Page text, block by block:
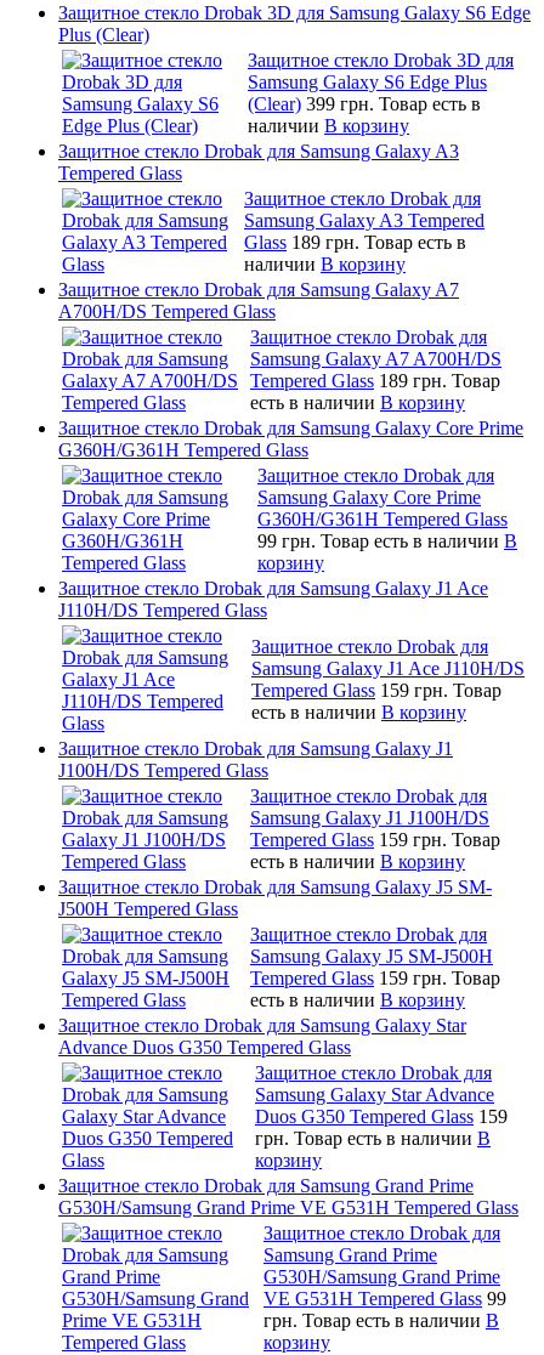
Защитное стекло Drobak 3D для Samsung Galaxy S6 Edge
Plus (Clear)
Защитное стекло Drobak 3D для
Samsung Galaxy S6 Edge Plus
(Clear) 399 грн. Товар есть в
наличии В корзину
Защитное стекло Drobak для Samsung Galaxy A3
Tempered Glass
Защитное стекло Drobak для
Samsung Galaxy A3 Tempered
Glass 189 грн. Товар есть в
наличии В корзину
Защитное стекло Drobak для Samsung Galaxy A7
A700H/DS Tempered Glass
Защитное стекло Drobak для
Samsung Galaxy A7 A700H/DS
Tempered Glass 189 грн. Товар
есть в наличии В корзину
Защитное стекло Drobak для Samsung Galaxy Core Prime
G360H/G361H Tempered Glass
Защитное стекло Drobak для
Samsung Galaxy Core Prime
G360H/G361H Tempered Glass
99 грн. Товар есть в наличии В
корзину
Защитное стекло Drobak для Samsung Galaxy J1 Ace
J110H/DS Tempered Glass
Защитное стекло Drobak для
Samsung Galaxy J1 Ace J110H/DS
Tempered Glass 159 грн. Товар
есть в наличии В корзину
Защитное стекло Drobak для Samsung Galaxy J1
J100H/DS Tempered Glass
Защитное стекло Drobak для
Samsung Galaxy J1 J100H/DS
Tempered Glass 159 грн. Товар
есть в наличии В корзину
Защитное стекло Drobak для Samsung Galaxy J5 SM-
J500H Tempered Glass
Защитное стекло Drobak для
Samsung Galaxy J5 SM-J500H
Tempered Glass 159 грн. Товар
есть в наличии В корзину
Защитное стекло Drobak для Samsung Galaxy Star
Advance Duos G350 Tempered Glass
Защитное стекло Drobak для
Samsung Galaxy Star Advance
Duos G350 Tempered Glass 159
грн. Товар есть в наличии В
корзину
Защитное стекло Drobak для Samsung Grand Prime
G530H/Samsung Grand Prime VE G531H Tempered Glass
Защитное стекло Drobak для
Samsung Grand Prime
G530H/Samsung Grand Prime
VE G531H Tempered Glass 99
грн. Товар есть в наличии В
корзину